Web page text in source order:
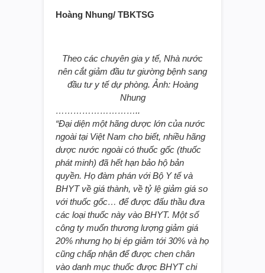
Hoàng Nhung/ TBKTSG
Theo các chuyên gia y tế, Nhà nước
nên cắt giảm đầu tư giường bệnh sang
đầu tư y tế dự phòng. Ảnh: Hoàng
Nhung
………………………..
“Đại diện một hãng dược lớn của nước
ngoài tại Việt Nam cho biết, nhiều hãng
dược nước ngoài có thuốc gốc (thuốc
phát minh) đã hết hạn bảo hộ bản
quyền. Họ đàm phán với Bộ Y tế và
BHYT về giá thành, về tỷ lệ giảm giá so
với thuốc gốc… để được đấu thầu đưa
các loại thuốc này vào BHYT. Một số
công ty muốn thương lượng giảm giá
20% nhưng họ bị ép giảm tới 30% và họ
cũng chấp nhận để được chen chân
vào danh mục thuốc được BHYT chi